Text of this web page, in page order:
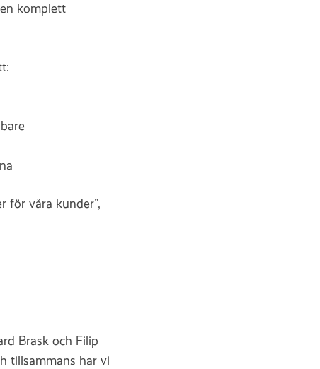
komplett
för våra kunder”,
Brask och Filip
tillsammans har vi